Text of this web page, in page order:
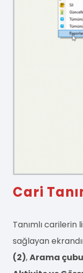
Cari
Tanımlı carilerin
sağlayan
(2),Arama